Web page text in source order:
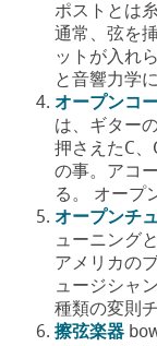
ポストとは
通常、弦を
ットが入れ
と音響力学
オープンコ
は、ギター
押さえたC
の事。アコ
る。 オープ
オープンチ
ューニング
アメリカの
ュージシャ
種類の変則
擦弦楽器